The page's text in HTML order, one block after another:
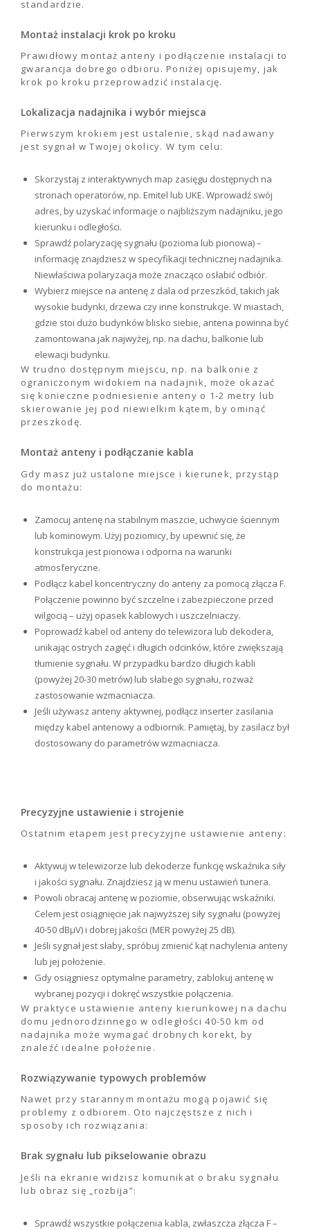
standardzie.
Montaż instalacji krok po kroku
Prawidłowy montaż anteny i podłączenie instalacji to
gwarancja dobrego odbioru. Poniżej opisujemy, jak
krok po kroku przeprowadzić instalację.
Lokalizacja nadajnika i wybór miejsca
Pierwszym krokiem jest ustalenie, skąd nadawany
jest sygnał w Twojej okolicy. W tym celu:
Skorzystaj z interaktywnych map zasięgu dostępnych na
stronach operatorów, np. Emitel lub UKE. Wprowadź swój
adres, by uzyskać informacje o najbliższym nadajniku, jego
kierunku i odległości.
Sprawdź polaryzację sygnału (pozioma lub pionowa) –
informację znajdziesz w specyfikacji technicznej nadajnika.
Niewłaściwa polaryzacja może znacząco osłabić odbiór.
Wybierz miejsce na antenę z dala od przeszkód, takich jak
wysokie budynki, drzewa czy inne konstrukcje. W miastach,
gdzie stoi dużo budynków blisko siebie, antena powinna być
zamontowana jak najwyżej, np. na dachu, balkonie lub
elewacji budynku.
W trudno dostępnym miejscu, np. na balkonie z
ograniczonym widokiem na nadajnik, może okazać
się konieczne podniesienie anteny o 1-2 metry lub
skierowanie jej pod niewielkim kątem, by ominąć
przeszkodę.
Montaż anteny i podłączanie kabla
Gdy masz już ustalone miejsce i kierunek, przystąp
do montażu:
Zamocuj antenę na stabilnym maszcie, uchwycie ściennym
lub kominowym. Użyj poziomicy, by upewnić się, że
konstrukcja jest pionowa i odporna na warunki
atmosferyczne.
Podłącz kabel koncentryczny do anteny za pomocą złącza F.
Połączenie powinno być szczelne i zabezpieczone przed
wilgocią – użyj opasek kablowych i uszczelniaczy.
Poprowadź kabel od anteny do telewizora lub dekodera,
unikając ostrych zagięć i długich odcinków, które zwiększają
tłumienie sygnału. W przypadku bardzo długich kabli
(powyżej 20-30 metrów) lub słabego sygnału, rozważ
zastosowanie wzmacniacza.
Jeśli używasz anteny aktywnej, podłącz inserter zasilania
między kabel antenowy a odbiornik. Pamiętaj, by zasilacz był
dostosowany do parametrów wzmacniacza.
Precyzyjne ustawienie i strojenie
Ostatnim etapem jest precyzyjne ustawienie anteny:
Aktywuj w telewizorze lub dekoderze funkcję wskaźnika siły
i jakości sygnału. Znajdziesz ją w menu ustawień tunera.
Powoli obracaj antenę w poziomie, obserwując wskaźniki.
Celem jest osiągnięcie jak najwyższej siły sygnału (powyżej
40-50 dBµV) i dobrej jakości (MER powyżej 25 dB).
Jeśli sygnał jest słaby, spróbuj zmienić kąt nachylenia anteny
lub jej położenie.
Gdy osiągniesz optymalne parametry, zablokuj antenę w
wybranej pozycji i dokręć wszystkie połączenia.
W praktyce ustawienie anteny kierunkowej na dachu
domu jednorodzinnego w odległości 40-50 km od
nadajnika może wymagać drobnych korekt, by
znaleźć idealne położenie.
Rozwiązywanie typowych problemów
Nawet przy starannym montażu mogą pojawić się
problemy z odbiorem. Oto najczęstsze z nich i
sposoby ich rozwiązania:
Brak sygnału lub pikselowanie obrazu
Jeśli na ekranie widzisz komunikat o braku sygnału
lub obraz się „rozbija”:
Sprawdź wszystkie połączenia kabla, zwłaszcza złącza F –